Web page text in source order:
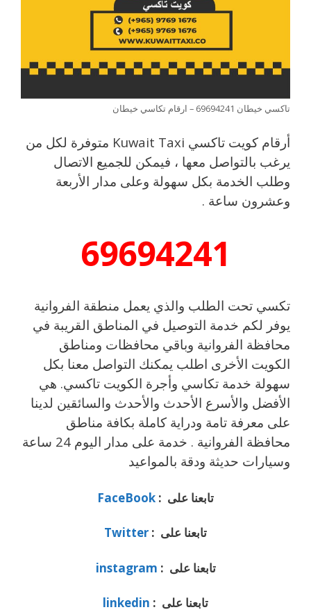
تاكسي خيطان 69694241 – ارقام تكاسي خيطان
أرقام كويت تاكسي Kuwait Taxi متوفرة لكل من
يرغب بالتواصل معها ، فيمكن للجميع الاتصال
وطلب الخدمة بكل سهولة وعلى مدار الأربعة
وعشرون ساعة .
69694241
تكسي تحت الطلب والذي يعمل منطقة الفروانية
يوفر لكم خدمة التوصيل في المناطق القريبة في
محافظة الفروانية وباقي محافظات ومناطق
الكويت الأخرى اطلب يمكنك التواصل معنا بكل
سهولة خدمة تكاسي وأجرة الكويت تاكسي. هي
الأفضل والأسرع الأحدث والأحدث والسائقين لدينا
على معرفة تامة ودراية كاملة بكافة مناطق
محافظة الفروانية . خدمة على مدار اليوم 24 ساعة
وسيارات حديثة ودقة بالمواعيد
تابعنا على : FaceBook
تابعنا على : Twitter
تابعنا على : instagram
تابعنا على : linkedin